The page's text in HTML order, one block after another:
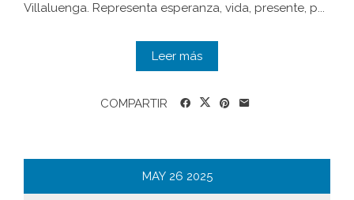
Villaluenga. Representa esperanza, vida, presente, p...
Leer más
COMPARTIR
MAY 26 2025